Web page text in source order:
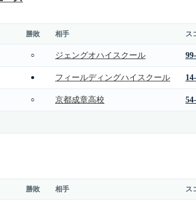
勝敗 相手 ス
○ ジェングオハイスクール
● フィールディングハイスクール
○ 京都成章高校
勝敗 相手 ス